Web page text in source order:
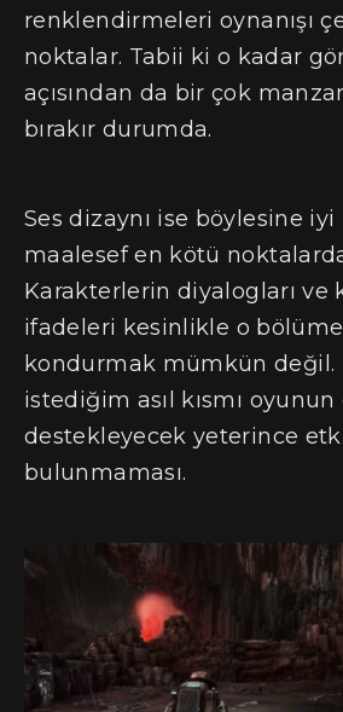
renklendirmeleri oynanışı
noktalar. Tabii ki o kadar
açısından da bir çok
bırakır durumda.
Ses dizaynı ise böylesine
maalesef en kötü
Karakterlerin diyalogları ve
ifadeleri kesinlikle o
kondurmak mümkün değil.
istediğim asıl kısmı oyunun
destekleyecek yeterince
bulunmaması.